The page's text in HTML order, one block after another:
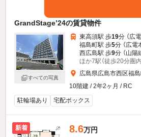
GrandStage’24の賃貸物件
すべての写真
東高須駅 歩19分 （広
福島町駅 歩5分 （広電
西広島駅 歩9分 （山陽
ほか7駅（徒歩20分圏内
広島県広島市西区福
10階建 / 2年2ヶ月 / RC
駐輪場あり
宅配ボックス
新着 8.6万円